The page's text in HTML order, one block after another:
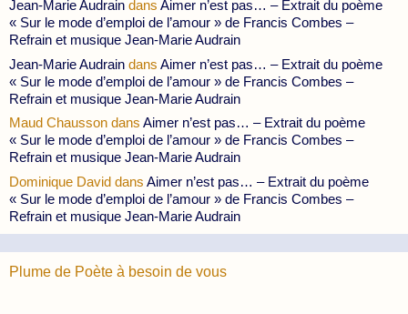
Jean-Marie Audrain dans Aimer n’est pas… – Extrait du poème
« Sur le mode d’emploi de l’amour » de Francis Combes –
Refrain et musique Jean-Marie Audrain
Jean-Marie Audrain dans Aimer n’est pas… – Extrait du poème
« Sur le mode d’emploi de l’amour » de Francis Combes –
Refrain et musique Jean-Marie Audrain
Maud Chausson dans Aimer n’est pas… – Extrait du poème
« Sur le mode d’emploi de l’amour » de Francis Combes –
Refrain et musique Jean-Marie Audrain
Dominique David dans Aimer n’est pas… – Extrait du poème
« Sur le mode d’emploi de l’amour » de Francis Combes –
Refrain et musique Jean-Marie Audrain
Plume de Poète à besoin de vous